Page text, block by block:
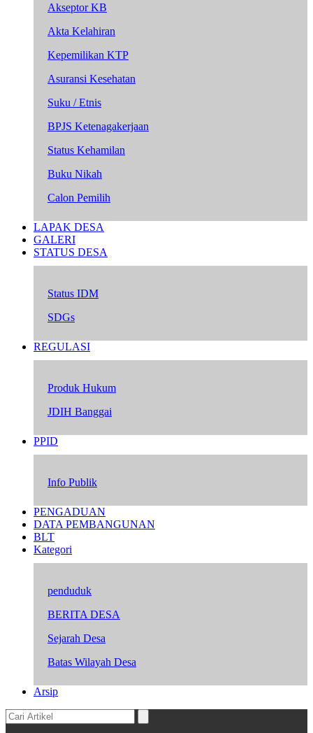
Akseptor KB
Akta Kelahiran
Kepemilikan KTP
Asuransi Kesehatan
Suku / Etnis
BPJS Ketenagakerjaan
Status Kehamilan
Buku Nikah
Calon Pemilih
LAPAK DESA
GALERI
STATUS DESA
Status IDM
SDGs
REGULASI
Produk Hukum
JDIH Banggai
PPID
Info Publik
PENGADUAN
DATA PEMBANGUNAN
BLT
Kategori
penduduk
BERITA DESA
Sejarah Desa
Batas Wilayah Desa
Arsip